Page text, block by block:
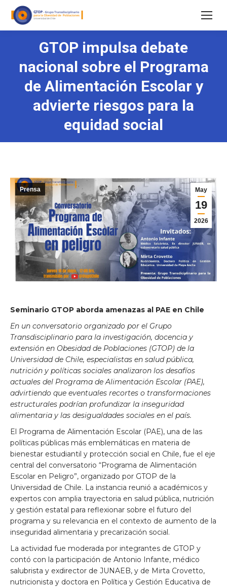
GTOP impulsa debate
nacional sobre el Programa
de Alimentación Escolar y
advierte riesgos para la
equidad social
May
19
2026
Prensa
Seminario GTOP aborda amenazas al PAE en Chile
En un conversatorio organizado por el Grupo
Transdisciplinario para la investigación, docencia y
extensión en Obesidad de Poblaciones (GTOP) de la
Universidad de Chile, especialistas en salud pública,
nutrición y políticas sociales analizaron los desafíos
actuales del Programa de Alimentación Escolar (PAE),
advirtiendo que eventuales recortes o transformaciones
estructurales podrían profundizar la inseguridad
alimentaria y las desigualdades sociales en el país.
El Programa de Alimentación Escolar (PAE), una de las
políticas públicas más emblemáticas en materia de
bienestar estudiantil y protección social en Chile, fue el eje
central del conversatorio “Programa de Alimentación
Escolar en Peligro”, organizado por GTOP de la
Universidad de Chile. La instancia reunió a académicos y
expertos con amplia trayectoria en salud pública, nutrición
y gestión estatal para reflexionar sobre el futuro del
programa y su relevancia en el contexto de aumento de la
inseguridad alimentaria y precarización social.
La actividad fue moderada por integrantes de GTOP y
contó con la participación de Antonio Infante, médico
salubrista y exdirector de JUNAEB, y de Mirta Crovetto,
nutricionista y doctora en Política y Gestión Educativa de